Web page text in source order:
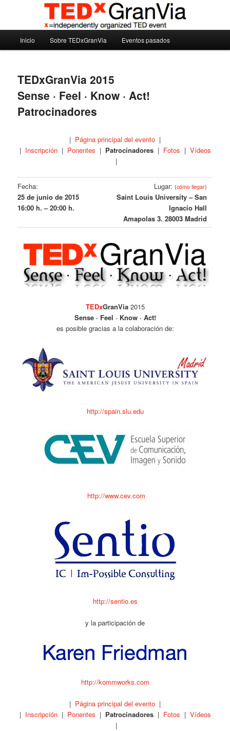
principalTEDxGranVia
Madrid – España – Spain
Inicio Sobre TEDxGranVia Eventos pasados
TEDxGranVia 2015
Sense · Feel · Know · Act!
Patrocinadores
| Página principal del evento |
| Inscripción| Ponentes | Patrocinadores| Fotos | Vídeos
|
Fecha:
25 de junio de 2015
16:00 h. – 20:00 h.
Lugar:(cómo llegar)
Saint Louis University – San
Ignacio Hall
Amapolas 3. 28003 Madrid
TEDxGranVia2015
Sense · Feel · Know · Act!
es posible gracias a la colaboración de:
http://spain.slu.edu
http://www.cev.com
http://sentio.es
y la participación de
http://kommworks.com
| Página principal del evento |
| Inscripción| Ponentes | Patrocinadores| Fotos | Vídeos
|